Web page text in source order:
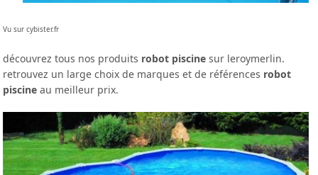
Vu sur cybister.fr
découvrez tous nos produits robot piscine sur leroymerlin.
retrouvez un large choix de marques et de références robot
piscine au meilleur prix.